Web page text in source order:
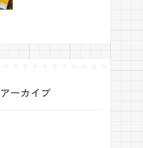
アーカイブ